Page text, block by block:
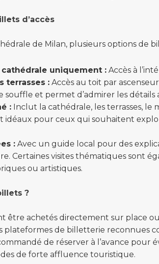
d’accès
de Milan, plusieurs options de
uniquement : Accès à
terrasses : Accès au toit par
souffle et permet d’admirer les
: Inclut la cathédrale, les terrasses, le
idéaux pour ceux qui souhaitent
: Avec un guide local pour des
Certaines visites thématiques sont
ou artistiques.
?
être achetés directement sur place
plateformes de billetterie reconnues
de réserver à l’avance pour
de forte affluence touristique.